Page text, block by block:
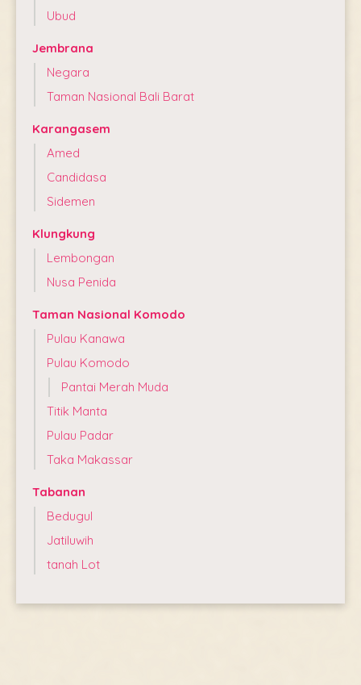
Ubud
Jembrana
Negara
Taman Nasional Bali Barat
Karangasem
Amed
Candidasa
Sidemen
Klungkung
Lembongan
Nusa Penida
Taman Nasional Komodo
Pulau Kanawa
Pulau Komodo
Pantai Merah Muda
Titik Manta
Pulau Padar
Taka Makassar
Tabanan
Bedugul
Jatiluwih
tanah Lot